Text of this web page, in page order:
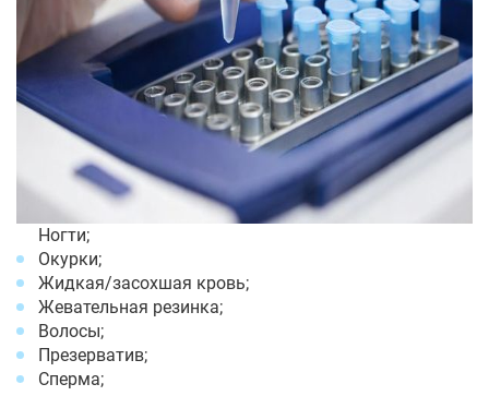
Ногти;
Окурки;
Жидкая/засохшая кровь;
Жевательная резинка;
Волосы;
Презерватив;
Сперма;